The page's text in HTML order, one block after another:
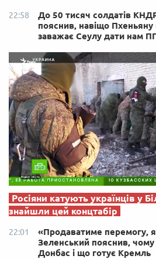
22:58
До 50 тисяч солдатів
пояснив, навіщо Пхеньяну
заважає Сеулу дати нам
Росіяни катують українців у
знайшли цей концтабір
22:01
«Продаватиме перемогу,
Зеленський пояснив, чому
Донбас і що готує Кремль